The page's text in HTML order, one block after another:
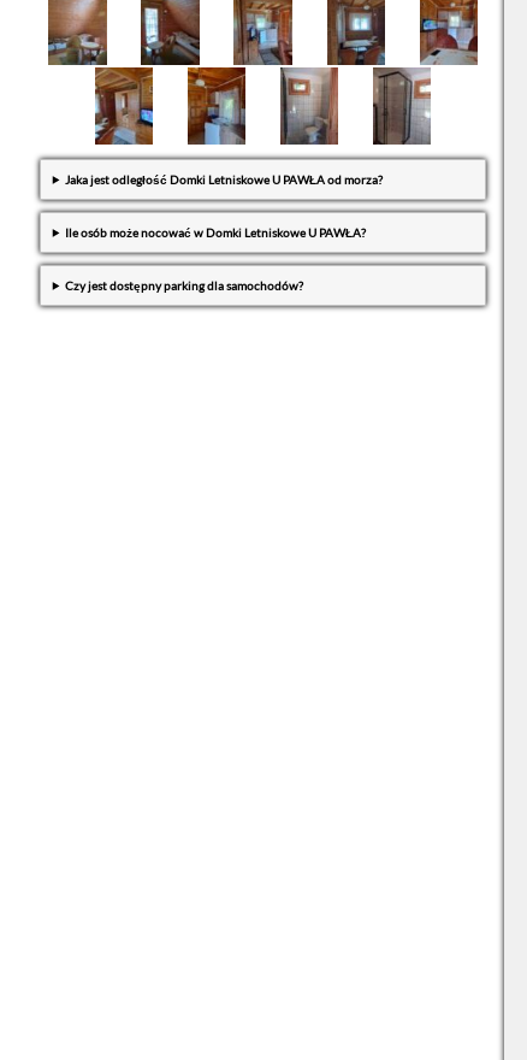
Jaka jest odległość Domki Letniskowe U PAWŁA od morza?
Ile osób może nocować w Domki Letniskowe U PAWŁA?
Czy jest dostępny parking dla samochodów?